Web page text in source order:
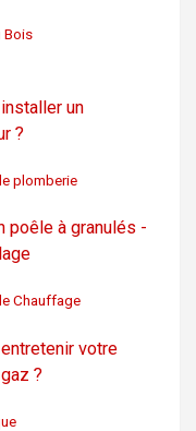
Bois
un
?
plomberie
poêle à granulés -
Chauffage
votre
?